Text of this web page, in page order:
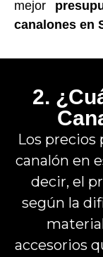
mejor
canalones en
2.
Los
canalón en
decir, el
según la
accesorios